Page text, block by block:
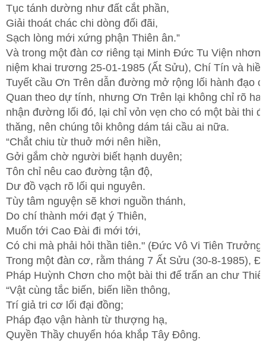
Tục tánh dường như đất cắt phần,
Giải thoát chác chi dòng đối đãi,
Sạch lòng mới xứng phận Thiên ân.”
Và trong một đàn cơ riêng tại Minh Đức Tu Viện nhơn
niệm khai trương 25-01-1985 (Ất Sửu), Chí Tín và
Tuyết cầu Ơn Trên dẫn đường mở rộng lối hành đạo
Quan theo dự tính, nhưng Ơn Trên lại không chỉ rõ
nhận đường lối đó, lại chỉ vỏn vẹn cho có một bài thi
thăng, nên chúng tôi không dám tái cầu ai nữa.
“Chắt chiu từ thuở mới nên hiền,
Gởi gắm chờ người biết hạnh duyên;
Tôn chỉ nêu cao đường tận độ,
Dư đồ vạch rõ lối qui nguyên.
Tùy tâm nguyện sẽ khơi nguồn thánh,
Do chí thành mới đạt ý Thiên,
Muốn tới Cao Đài đi mới tới,
Có chi mà phải hỏi thần tiên." (Đức Vô Vi Tiên Trưởng)
Trong một đàn cơ, rằm tháng 7 Ất Sửu (30-8-1985),
Pháp Huỳnh Chơn cho một bài thi để trấn an chư
“Vật cùng tắc biến, biến liền thông,
Trí giả tri cơ lối đại đồng;
Pháp đạo vận hành từ thượng hạ,
Quyền Thầy chuyển hóa khắp Tây Đông.